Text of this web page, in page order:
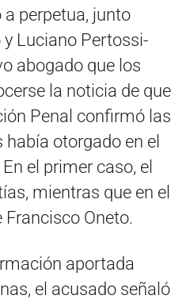
perpetua, junto
y Luciano Pertossi-
abogado que los
la noticia de que
Penal confirmó las
otorgado en el
el primer caso, el
mientras que en el
Francisco Oneto.
aportada
el acusado señaló